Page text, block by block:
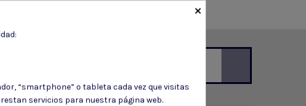
información de contacto en el aviso legal.
×
“smartphone” o tableta cada vez que visitas
servicios para nuestra página web.